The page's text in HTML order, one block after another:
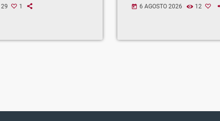
29 1 today 6 AGOSTO 2026 12